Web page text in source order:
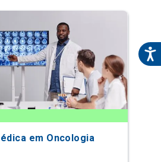
em Oncologia